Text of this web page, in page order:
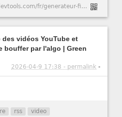
https://litedevtools.com/fr/generateur-filtre-css/
des vidéos YouTube et
bouffer par l'algo | Green
2026-04-9 17:38 - permalink -
rss video